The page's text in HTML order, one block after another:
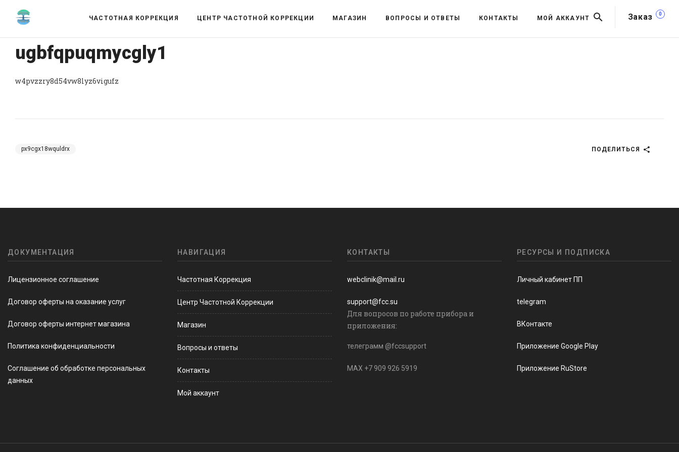
Заказ 0
ЧАСТОТНАЯ КОРРЕКЦИЯ ЦЕНТР ЧАСТОТНОЙ КОРРЕКЦИИ МАГАЗИН ВОПРОСЫ И ОТВЕТЫ КОНТАКТЫ МОЙ АККАУНТ
ugbfqpuqmycgly1
w4pvzzry8d54vw8lyz6vigufz
px9cgx18wquldrx ПОДЕЛИТЬСЯ
ДОКУМЕНТАЦИЯ
Лицензионное соглашение
Договор оферты на оказание услуг
Договор оферты интернет магазина
Политика конфиденциальности
Соглашение об обработке персональных
данных
НАВИГАЦИЯ
Частотная Коррекция
Центр Частотной Коррекции
Магазин
Вопросы и ответы
Контакты
Мой аккаунт
КОНТАКТЫ
webclinik@mail.ru
support@fcc.su
Для вопросов по работе прибора и
приложения:
телеграмм @fccsupport
MAX +7 909 926 5919
РЕСУРСЫ И ПОДПИСКА
Личный кабинет ПП
telegram
ВКонтакте
Приложение Google Play
Приложение RuStore